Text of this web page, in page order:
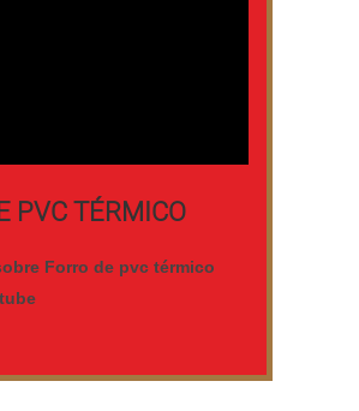
PVC TÉRMICO
Forro de pvc térmico